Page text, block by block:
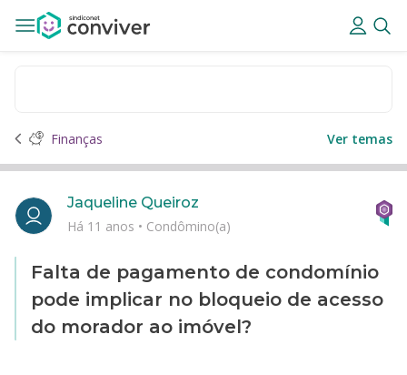
Finanças Ver temas
Falta de pagamento de condomínio
pode implicar no bloqueio de acesso
do morador ao imóvel?
Jaqueline Queiroz
Há 11 anos • Condômino(a)